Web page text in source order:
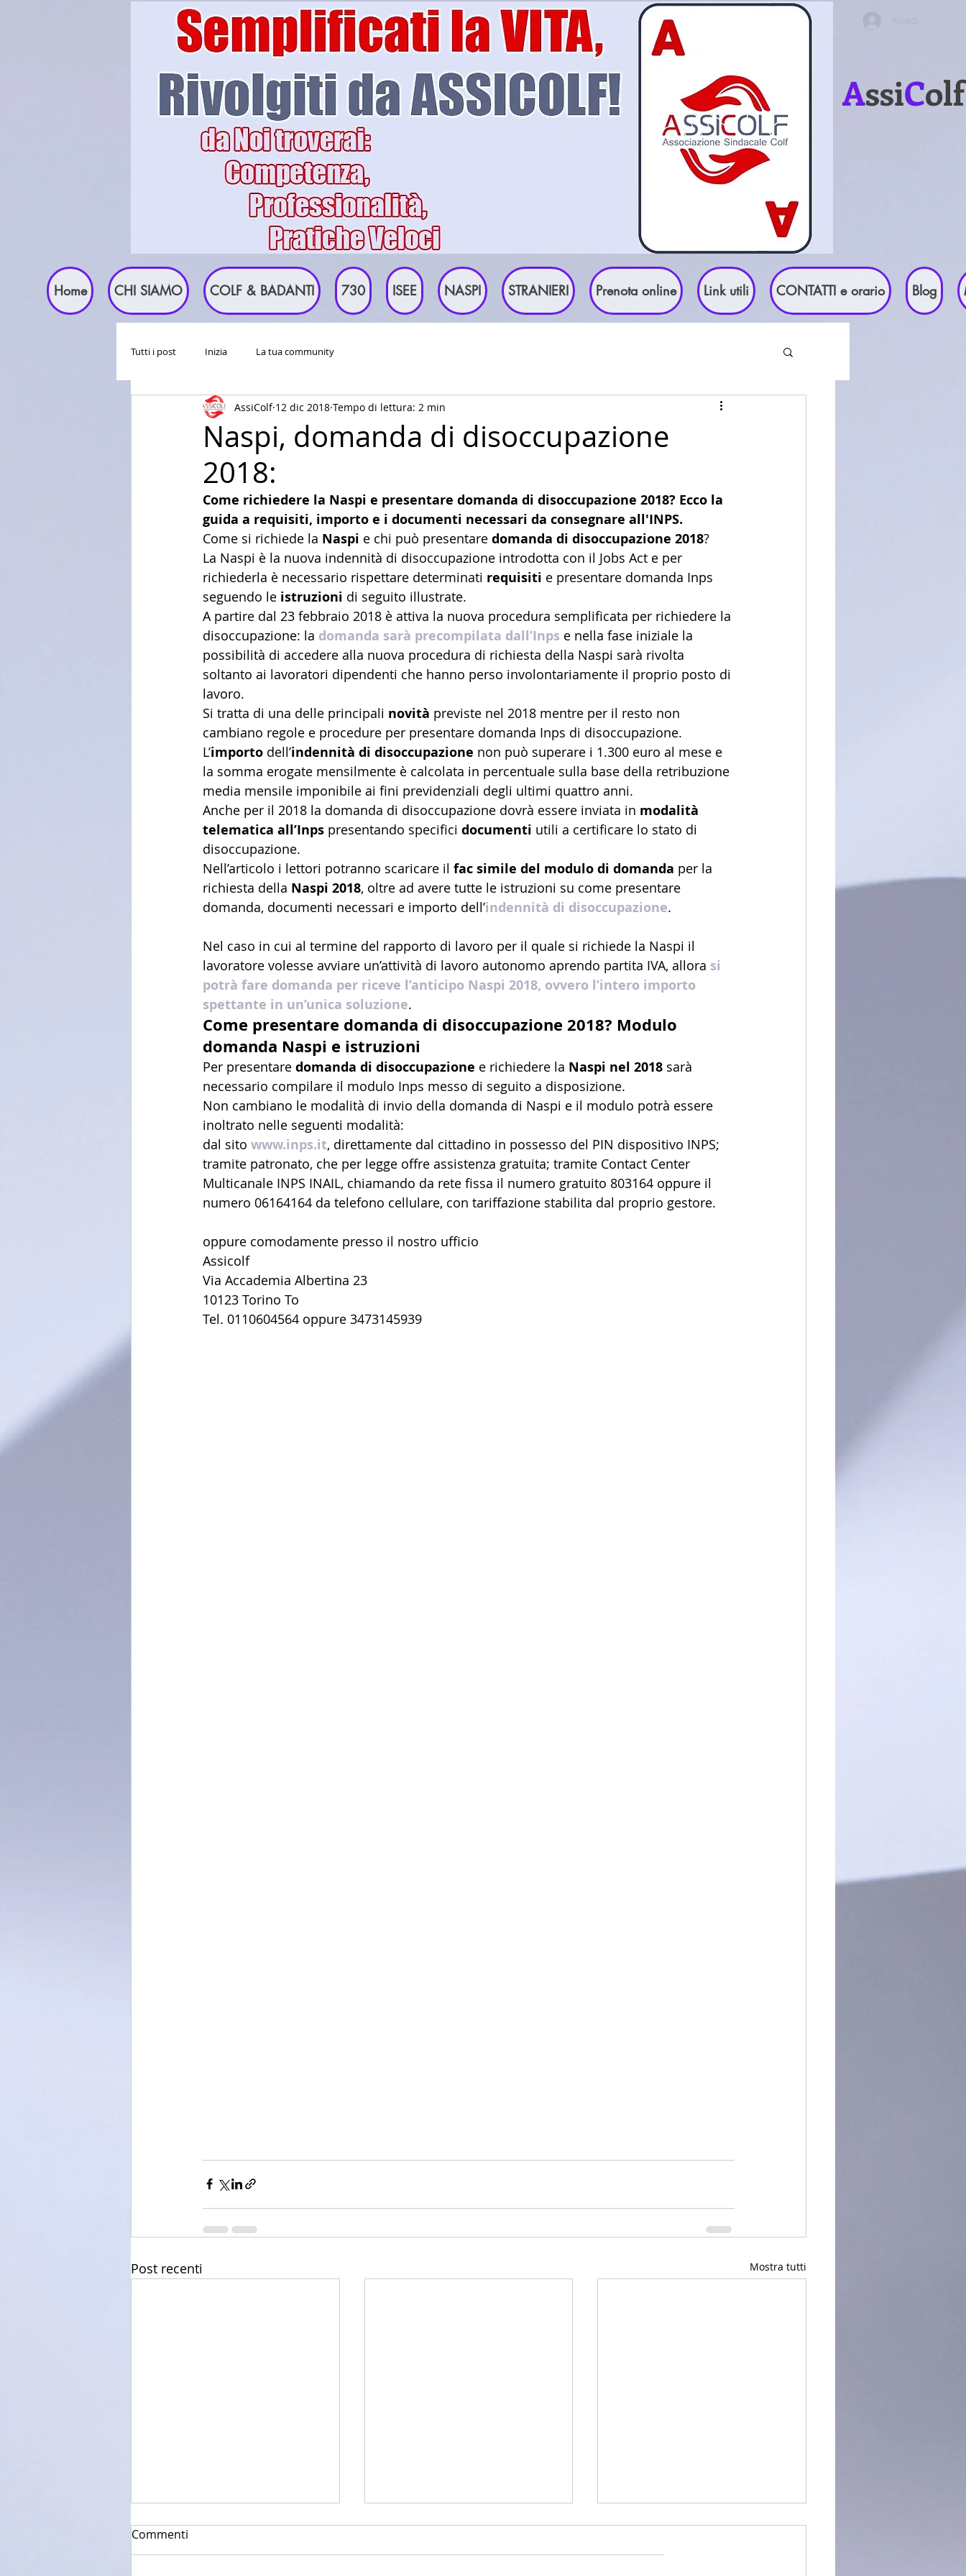
AssiC
Home CHI SIAMO COLF & BADANTI 730 ISEE NASPI STRANIERI Prenota online Link utili CONTATTI e orario Blog
Tutti i post Inizia La tua community
Naspi, domanda di disoccupazione
2018:
AssiColf 12 dic 2018 Tempo di lettura: 2 min
Come richiedere la Naspi e presentare domanda di disoccupazione 2018? Ecco la
guida a requisiti, importo e i documenti necessari da consegnare all'INPS.
Come si richiede la Naspi e chi può presentare domanda di disoccupazione 2018?
La Naspi è la nuova indennità di disoccupazione introdotta con il Jobs Act e per
richiederla è necessario rispettare determinati requisiti e presentare domanda Inps
seguendo le istruzioni di seguito illustrate.
A partire dal 23 febbraio 2018 è attiva la nuova procedura semplificata per richiedere la
disoccupazione: la domanda sarà precompilata dall’Inps e nella fase iniziale la
possibilità di accedere alla nuova procedura di richiesta della Naspi sarà rivolta
soltanto ai lavoratori dipendenti che hanno perso involontariamente il proprio posto di
lavoro.
Si tratta di una delle principali novità previste nel 2018 mentre per il resto non
cambiano regole e procedure per presentare domanda Inps di disoccupazione.
L’importo dell’indennità di disoccupazione non può superare i 1.300 euro al mese e
la somma erogate mensilmente è calcolata in percentuale sulla base della retribuzione
media mensile imponibile ai fini previdenziali degli ultimi quattro anni.
Anche per il 2018 la domanda di disoccupazione dovrà essere inviata in modalità
telematica all’Inps presentando specifici documenti utili a certificare lo stato di
disoccupazione.
Nell’articolo i lettori potranno scaricare il fac simile del modulo di domanda per la
richiesta della Naspi 2018, oltre ad avere tutte le istruzioni su come presentare
domanda, documenti necessari e importo dell’indennità di disoccupazione.
Nel caso in cui al termine del rapporto di lavoro per il quale si richiede la Naspi il
lavoratore volesse avviare un’attività di lavoro autonomo aprendo partita IVA, allora si
potrà fare domanda per riceve l’anticipo Naspi 2018, ovvero l’intero importo
spettante in un’unica soluzione.
Come presentare domanda di disoccupazione 2018? Modulo
domanda Naspi e istruzioni
Per presentare domanda di disoccupazione e richiedere la Naspi nel 2018 sarà
necessario compilare il modulo Inps messo di seguito a disposizione.
Non cambiano le modalità di invio della domanda di Naspi e il modulo potrà essere
inoltrato nelle seguenti modalità:
dal sito www.inps.it, direttamente dal cittadino in possesso del PIN dispositivo INPS;
tramite patronato, che per legge offre assistenza gratuita; tramite Contact Center
Multicanale INPS INAIL, chiamando da rete fissa il numero gratuito 803164 oppure il
numero 06164164 da telefono cellulare, con tariffazione stabilita dal proprio gestore.
oppure comodamente presso il nostro ufficio
Assicolf
Via Accademia Albertina 23
10123 Torino To
Tel. 0110604564 oppure 3473145939
Post recenti Mostra tutti
Commenti